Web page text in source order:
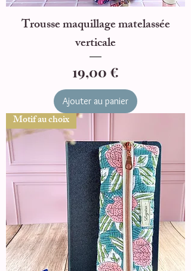
Trousse maquillage matelassée
verticale
Prix
19,00 €
Ajouter au panier
Motif au choix